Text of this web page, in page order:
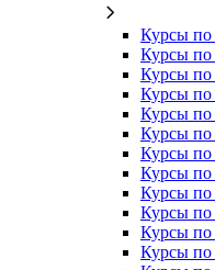
Курсы по
Курсы по
Курсы по
Курсы по
Курсы по
Курсы по
Курсы по
Курсы по
Курсы по
Курсы по
Курсы по
Курсы по